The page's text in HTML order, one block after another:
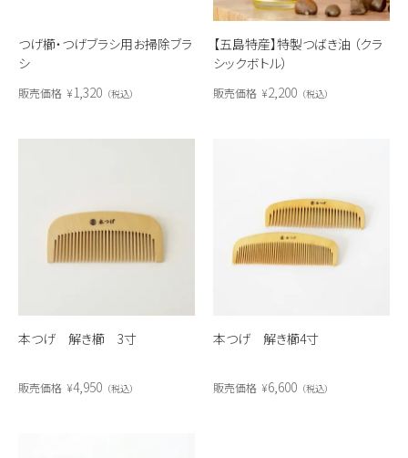
つげ櫛・つげブラシ用お掃除ブラ
シ
販売価格 ¥1,320 税込
【五島特産】特製つばき油 （クラ
シックボトル）
販売価格 ¥2,200 税込
本つげ 解き櫛 3寸
販売価格 ¥4,950 税込
本つげ 解き櫛4寸
販売価格 ¥6,600 税込